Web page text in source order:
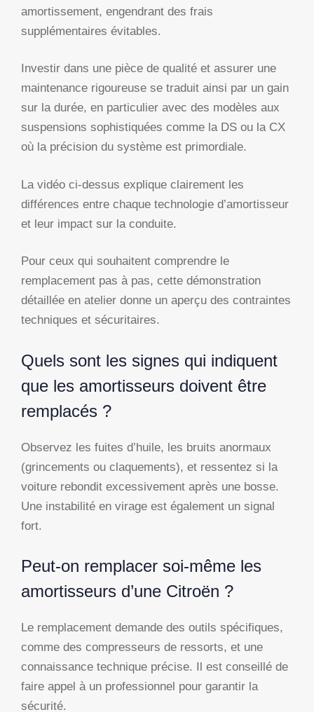
amortissement, engendrant des frais
supplémentaires évitables.
Investir dans une pièce de qualité et assurer une
maintenance rigoureuse se traduit ainsi par un gain
sur la durée, en particulier avec des modèles aux
suspensions sophistiquées comme la DS ou la CX
où la précision du système est primordiale.
La vidéo ci-dessus explique clairement les
différences entre chaque technologie d’amortisseur
et leur impact sur la conduite.
Pour ceux qui souhaitent comprendre le
remplacement pas à pas, cette démonstration
détaillée en atelier donne un aperçu des contraintes
techniques et sécuritaires.
Quels sont les signes qui indiquent
que les amortisseurs doivent être
remplacés ?
Observez les fuites d’huile, les bruits anormaux
(grincements ou claquements), et ressentez si la
voiture rebondit excessivement après une bosse.
Une instabilité en virage est également un signal
fort.
Peut-on remplacer soi-même les
amortisseurs d’une Citroën ?
Le remplacement demande des outils spécifiques,
comme des compresseurs de ressorts, et une
connaissance technique précise. Il est conseillé de
faire appel à un professionnel pour garantir la
sécurité.